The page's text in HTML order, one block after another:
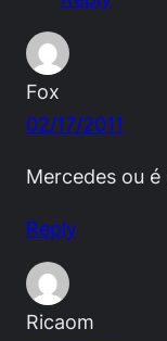
Fox
02/17/2011
Mercedes ou é
Reply
Ricaom